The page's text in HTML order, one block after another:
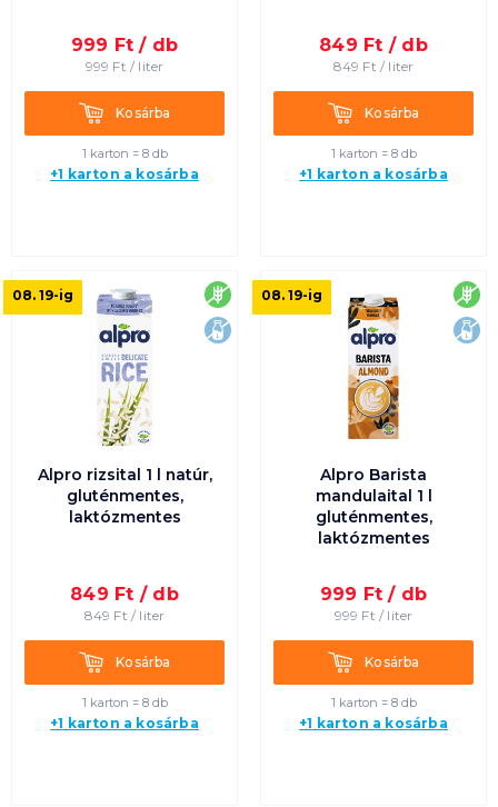
999 Ft / db
999 Ft / liter
KosárbaKosárba
1 karton = 8 db
+1 karton a kosárba
849 Ft / db
849 Ft / liter
KosárbaKosárba
1 karton = 8 db
+1 karton a kosárba
gluténmentes
laktózmentes
Alpro rizsital 1 l natúr,
gluténmentes,
laktózmentes
849 Ft / db
849 Ft / liter
KosárbaKosárba
1 karton = 8 db
+1 karton a kosárba
08. 19-ig
Alpro Barista
mandulaital 1 l
gluténmentes,
laktózmentes
999 Ft / db
999 Ft / liter
KosárbaKosárba
1 karton = 8 db
+1 karton a kosárba
08. 19-ig